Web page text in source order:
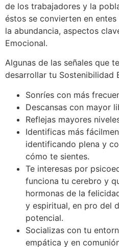
de los trabajadores y la
éstos se convierten en
la abundancia, aspectos
Emocional.
Algunas de las señales que
desarrollar tu Sostenibilidad
Sonríes con más
Descansas con mayor
Reflejas mayores
Identificas más
identificando plena y
cómo te sientes.
Te interesas por
funciona tu cerebro y
hormonas de la
y espiritual, en pro del
potencial.
Socializas con tu
empática y en